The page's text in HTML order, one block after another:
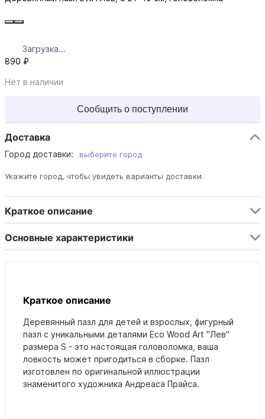
Загрузка...
890 ₽
Нет в наличии
Сообщить о поступлении
Доставка
Город доставки: выберите город
Укажите город, чтобы увидеть варианты доставки.
Краткое описание
Основные характеристики
Краткое описание
Деревянный пазл для детей и взрослых, фигурный
пазл с уникальными деталями Eco Wood Art "Лев"
размера S - это настоящая головоломка, ваша
ловкость может пригодиться в сборке. Пазл
изготовлен по оригинальной иллюстрации
знаменитого художника Андреаса Прайса.